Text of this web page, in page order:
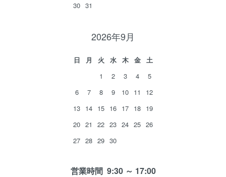
30 31
2026年9月
日 月 火 水 木 金
土
1
2 3 4
5
6
7 8 9 10 11
12
13 14 15 16 17 18 19
20 21 22 23 24 25 26
27 28 29 30
営業時間 9:30 ～ 17:00